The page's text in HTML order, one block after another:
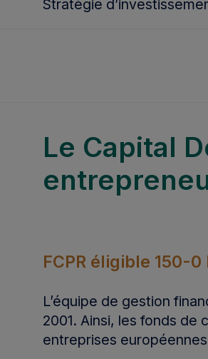
Stratégie
Le Capital
FCPR éligible 150-0
L’équipe de gestion
2001. Ainsi, les fonds de
entreprises